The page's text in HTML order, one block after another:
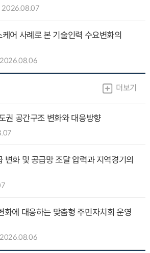
2026.08.07
어 사례로 본 기술인력 수요변화의
2026.08.06
더보기
권 공간구조 변화와 대응방향
변화 및 공급망 조달 압력과 지역경기의
화에 대응하는 맞춤형 주민자치회 운영
2026.08.06